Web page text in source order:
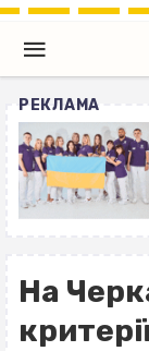
РЕКЛАМА
На